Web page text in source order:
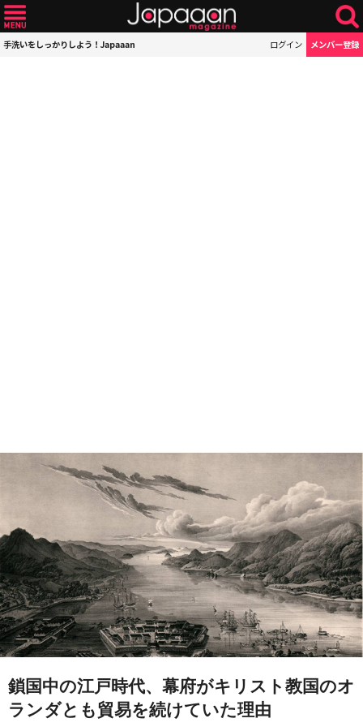
手洗いをしっかりしよう！Japaaan ログイン メンバー登録
鎖国中の江戸時代、幕府がキリスト教国のオ
ランダとも貿易を続けていた理由